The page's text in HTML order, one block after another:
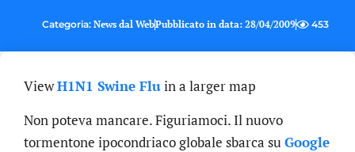
Categoria: News dal WebPubblicato in data: 28/04/2009 453
ViewH1N1 Swine Fluin a larger map
Non poteva mancare. Figuriamoci. Il nuovo
tormentone ipocondriaco globale sbarca suGoogle